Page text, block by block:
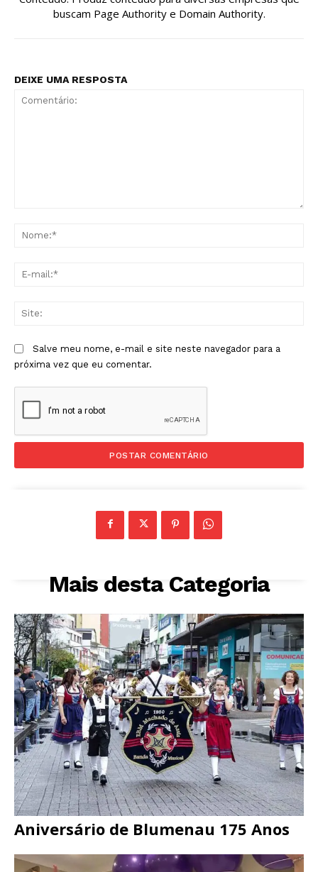
buscam Page Authority e Domain Authority.
DEIXE UMA RESPOSTA
Salve meu nome, e-mail e site neste navegador para a
próxima vez que eu comentar.
Mais desta Categoria
Aniversário de Blumenau 175 Anos